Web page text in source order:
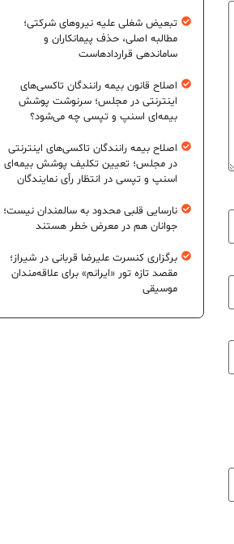
تبعیض شغلی علیه نیروهای شرکتی؛
مطالبه اصلی، حذف پیمانکاران و
ساماندهی قراردادهاست
اصلاح قانون بیمه رانندگان تاکسی‌های
اینترنتی در مجلس؛ سرنوشت پوشش
بیمه‌ای اسنپ و تپسی چه می‌شود؟
اصلاح بیمه رانندگان تاکسی‌های اینترنتی
در مجلس؛ تعیین تکلیف پوشش بیمه‌ای
اسنپ و تپسی در انتظار رأی نمایندگان
نارسایی قلبی محدود به سالمندان نیست؛
جوانان هم در معرض خطر هستند
برگزاری کنسرت علیرضا قربانی در شیراز؛
مقصد تازه تور «ایرانم» برای علاقه‌مندان
موسیقی